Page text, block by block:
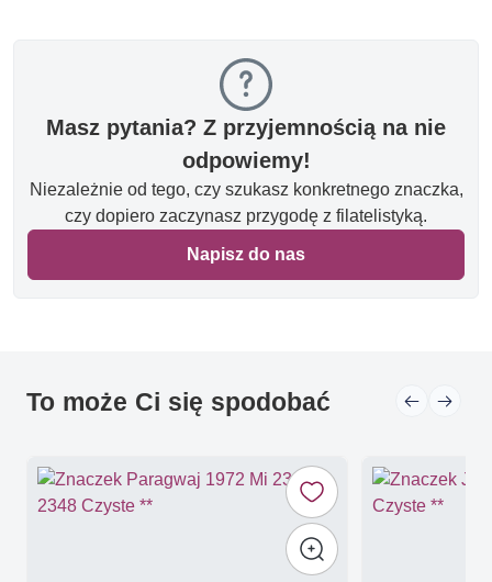
Masz pytania? Z przyjemnością na nie
odpowiemy!
Niezależnie od tego, czy szukasz konkretnego znaczka,
czy dopiero zaczynasz przygodę z filatelistyką.
Napisz do nas
To może Ci się spodobać